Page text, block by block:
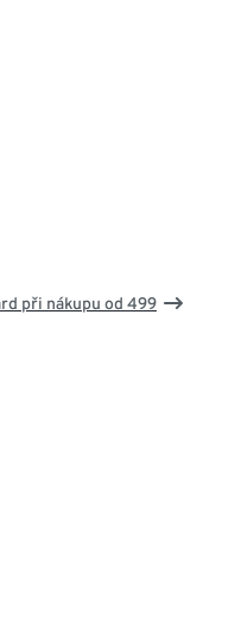
při nákupu od 499